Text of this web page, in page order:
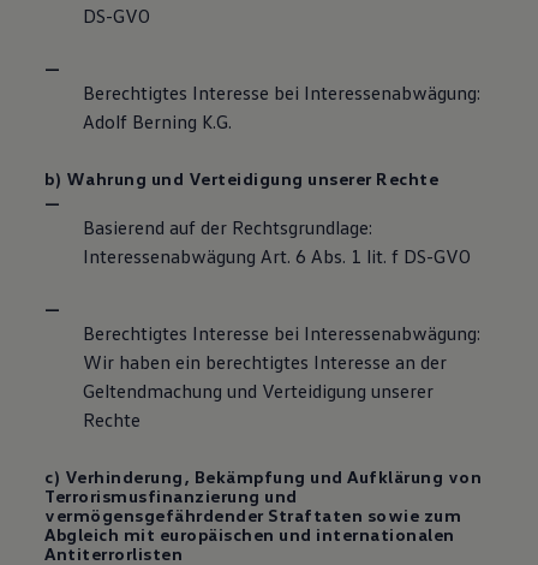
DS-GVO
Berechtigtes Interesse bei Interessenabwägung:
Adolf Berning K.G.
b) Wahrung und Verteidigung unserer Rechte
Basierend auf der Rechtsgrundlage:
Interessenabwägung Art. 6 Abs. 1 lit. f DS-GVO
Berechtigtes Interesse bei Interessenabwägung:
Wir haben ein berechtigtes Interesse an der
Geltendmachung und Verteidigung unserer
Rechte
c) Verhinderung, Bekämpfung und Aufklärung von
Terrorismusfinanzierung und
vermögensgefährdender Straftaten sowie zum
Abgleich mit europäischen und internationalen
Antiterrorlisten